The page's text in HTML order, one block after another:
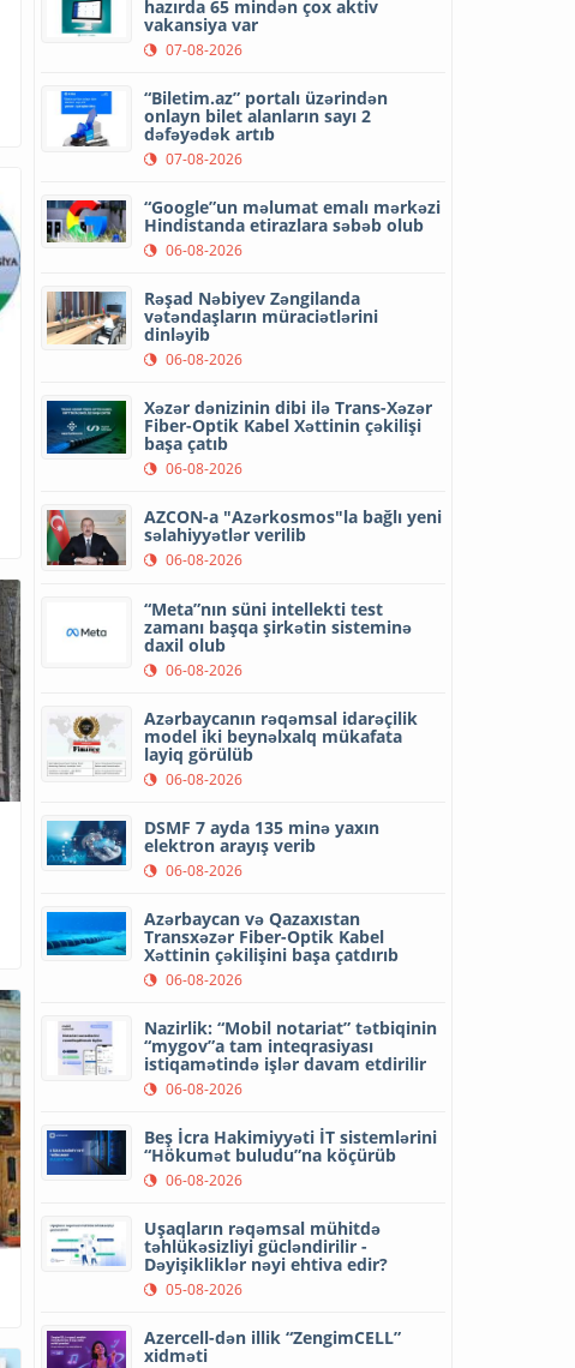
hazırda 65 mindən çox aktiv
vakansiya var
07-08-2026
“Biletim.az” portalı üzərindən
onlayn bilet alanların sayı 2
dəfəyədək artıb
07-08-2026
“Google”un məlumat emalı mərkəzi
Hindistanda etirazlara səbəb olub
06-08-2026
Rəşad Nəbiyev Zəngilanda
vətəndaşların müraciətlərini
dinləyib
06-08-2026
Xəzər dənizinin dibi ilə Trans-Xəzər
Fiber-Optik Kabel Xəttinin çəkilişi
başa çatıb
06-08-2026
AZCON-a "Azərkosmos"la bağlı yeni
səlahiyyətlər verilib
06-08-2026
“Meta”nın süni intellekti test
zamanı başqa şirkətin sisteminə
daxil olub
06-08-2026
Azərbaycanın rəqəmsal idarəçilik
model iki beynəlxalq mükafata
layiq görülüb
06-08-2026
DSMF 7 ayda 135 minə yaxın
elektron arayış verib
06-08-2026
Azərbaycan və Qazaxıstan
Transxəzər Fiber-Optik Kabel
Xəttinin çəkilişini başa çatdırıb
06-08-2026
Nazirlik: “Mobil notariat” tətbiqinin
“mygov”a tam inteqrasiyası
istiqamətində işlər davam etdirilir
06-08-2026
Beş İcra Hakimiyyəti İT sistemlərini
“Hökumət buludu”na köçürüb
06-08-2026
Uşaqların rəqəmsal mühitdə
təhlükəsizliyi gücləndirilir -
Dəyişikliklər nəyi ehtiva edir?
05-08-2026
Azercell-dən illik “ZengimCELL”
xidməti